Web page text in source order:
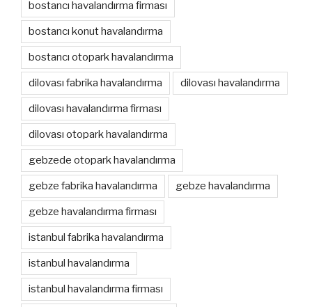
bostancı havalandırma firması
bostancı konut havalandırma
bostancı otopark havalandırma
dilovası fabrika havalandırma dilovası havalandırma
dilovası havalandırma firması
dilovası otopark havalandırma
gebzede otopark havalandırma
gebze fabrika havalandırma gebze havalandırma
gebze havalandırma firması
istanbul fabrika havalandırma
istanbul havalandırma
istanbul havalandırma firması